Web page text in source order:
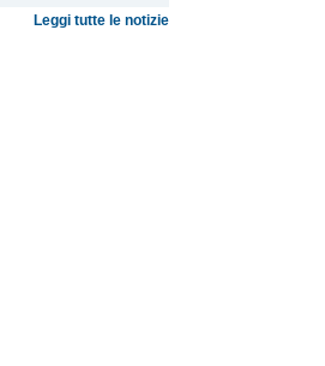
Leggi tutte le notizie